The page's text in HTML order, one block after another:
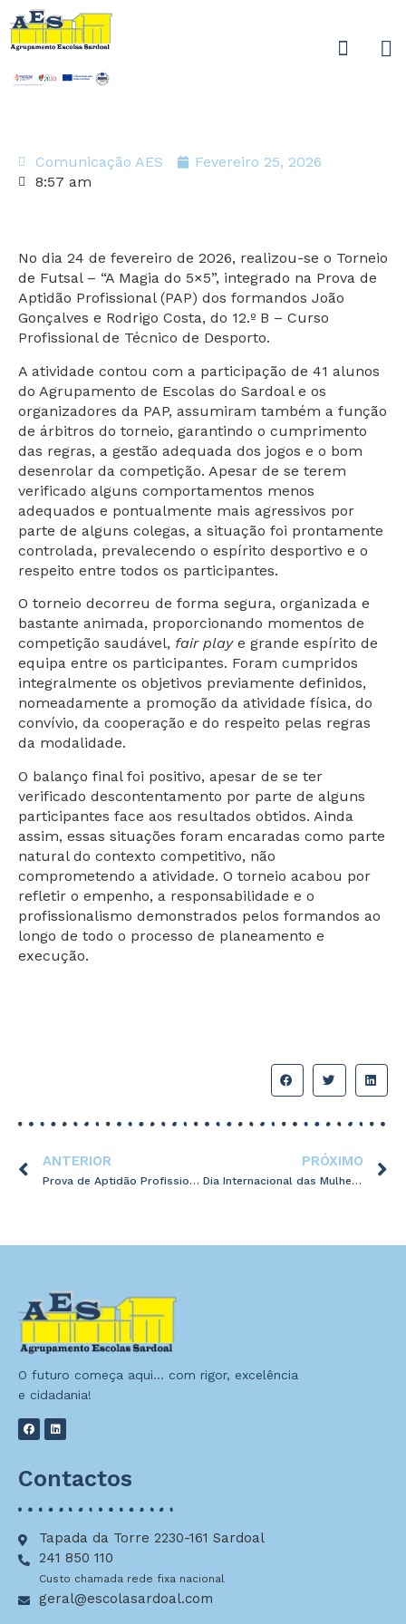
Comunicação AES
Fevereiro 25, 2026
8:57 am
No dia 24 de fevereiro de 2026, realizou-se o Torneio
de Futsal – “A Magia do 5×5”, integrado na Prova de
Aptidão Profissional (PAP) dos formandos João
Gonçalves e Rodrigo Costa, do 12.º B – Curso
Profissional de Técnico de Desporto.
A atividade contou com a participação de 41 alunos
do Agrupamento de Escolas do Sardoal e os
organizadores da PAP, assumiram também a função
de árbitros do torneio, garantindo o cumprimento
das regras, a gestão adequada dos jogos e o bom
desenrolar da competição. Apesar de se terem
verificado alguns comportamentos menos
adequados e pontualmente mais agressivos por
parte de alguns colegas, a situação foi prontamente
controlada, prevalecendo o espírito desportivo e o
respeito entre todos os participantes.
O torneio decorreu de forma segura, organizada e
bastante animada, proporcionando momentos de
competição saudável, fair playe grande espírito de
equipa entre os participantes. Foram cumpridos
integralmente os objetivos previamente definidos,
nomeadamente a promoção da atividade física, do
convívio, da cooperação e do respeito pelas regras
da modalidade.
O balanço final foi positivo, apesar de se ter
verificado descontentamento por parte de alguns
participantes face aos resultados obtidos. Ainda
assim, essas situações foram encaradas como parte
natural do contexto competitivo, não
comprometendo a atividade. O torneio acabou por
refletir o empenho, a responsabilidade e o
profissionalismo demonstrados pelos formandos ao
longo de todo o processo de planeamento e
execução.
ANTERIOR
Prova de Aptidão Profissional (PAP) – Curso Profissional de Técnico de Desporto (12.º B).
PRÓXIMO
Dia Internacional das Mulheres e Raparigas na Ciência
O futuro começa aqui… com rigor, excelência
e cidadania!
Contactos
Tapada da Torre 2230-161 Sardoal
241 850 110
Custo chamada rede fixa nacional
geral@escolasardoal.com